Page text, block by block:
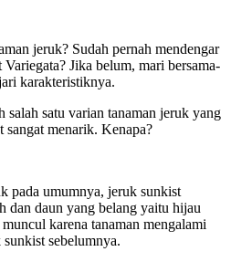
jeruk? Sudah pernah mendengar
Jika belum, mari bersama-
karakteristiknya.
salah satu varian tanaman jeruk yang
menarik. Kenapa?
pada umumnya, jeruk sunkist
dan daun yang belang yaitu hijau
karena tanaman mengalami
sebelumnya.